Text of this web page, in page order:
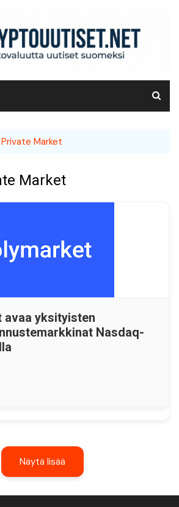
Market
Market
avaa yksityisten
Nasdaq-
Näytä lisää